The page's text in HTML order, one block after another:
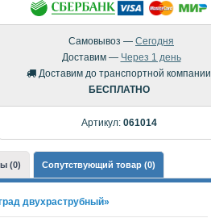
Самовывоз — Сегодня
Доставим — Через 1 день
Доставим до транспортной компании
БЕСПЛАТНО
Артикул: 061014
(0) Сопутствующий товар (0)
двухраструбный»